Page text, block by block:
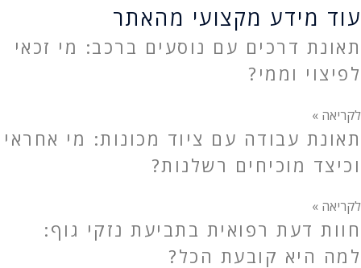
עוד מידע מקצועי מהאתר
תאונת דרכים עם נוסעים ברכב: מי זכאי
לפיצוי וממי?
לקריאה »
תאונת עבודה עם ציוד מכונות: מי אחראי
וכיצד מוכיחים רשלנות?
לקריאה »
חוות דעת רפואית בתביעת נזקי גוף:
למה היא קובעת הכל?